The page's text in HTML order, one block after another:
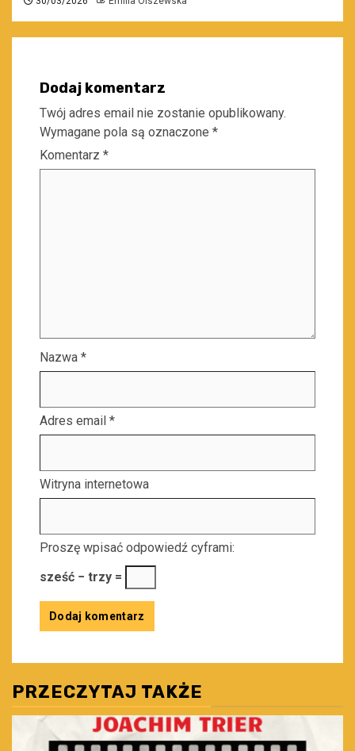
Dodaj komentarz
Twój adres email nie zostanie opublikowany.
Wymagane pola są oznaczone *
Komentarz *
Nazwa *
Adres email *
Witryna internetowa
Proszę wpisać odpowiedź cyframi:
sześć − trzy =
PRZECZYTAJ TAKŻE